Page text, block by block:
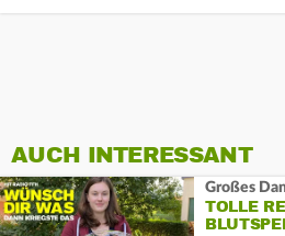
AUCH INTERESSANT
Großes
TOLLE